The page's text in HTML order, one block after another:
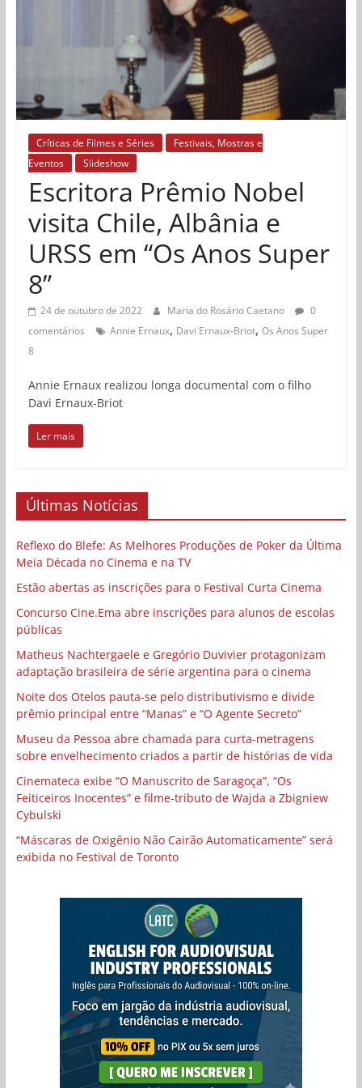
Críticas de Filmes e Séries
Festivais, Mostras e
Eventos
Slideshow
Escritora Prêmio Nobel
visita Chile, Albânia e
URSS em “Os Anos Super
8”
24 de outubro de 2022 Maria do Rosário Caetano
0
comentários
Annie Ernaux, Davi Ernaux-Briot, Os Anos Super
8
Annie Ernaux realizou longa documental com o filho
Davi Ernaux-Briot
Ler mais
Últimas Notícias
Reflexo do Blefe: As Melhores Produções de Poker da Última
Meia Década no Cinema e na TV
Estão abertas as inscrições para o Festival Curta Cinema
Concurso Cine.Ema abre inscrições para alunos de escolas
públicas
Matheus Nachtergaele e Gregório Duvivier protagonizam
adaptação brasileira de série argentina para o cinema
Noite dos Otelos pauta-se pelo distributivismo e divide
prêmio principal entre “Manas” e “O Agente Secreto”
Museu da Pessoa abre chamada para curta-metragens
sobre envelhecimento criados a partir de histórias de vida
Cinemateca exibe “O Manuscrito de Saragoça”, “Os
Feiticeiros Inocentes” e filme-tributo de Wajda a Zbigniew
Cybulski
“Máscaras de Oxigênio Não Cairão Automaticamente” será
exibida no Festival de Toronto